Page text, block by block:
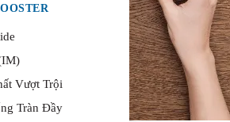
Vượt Trội
Tràn Đầy